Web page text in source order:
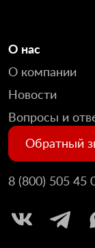
О нас
О компании
Новости
Вопросы и
Обратный
8 (800) 505 45